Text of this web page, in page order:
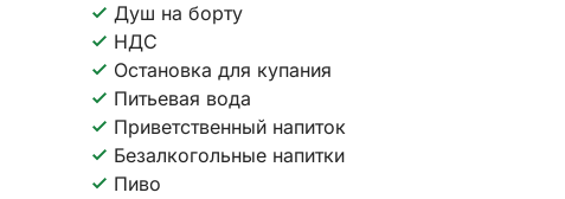
Душ на борту
НДС
Остановка для купания
Питьевая вода
Приветственный напиток
Безалкогольные напитки
Пиво